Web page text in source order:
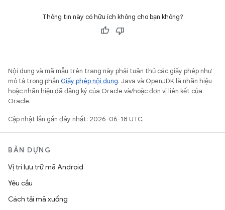
Thông tin này có hữu ích không cho bạn không?
Nội dung và mã mẫu trên trang này phải tuân thủ các giấy phép như
mô tả trong phần Giấy phép nội dung. Java và OpenJDK là nhãn hiệu
hoặc nhãn hiệu đã đăng ký của Oracle và/hoặc đơn vị liên kết của
Oracle.
Cập nhật lần gần đây nhất: 2026-06-18 UTC.
BẢN DỰNG
Vị trí lưu trữ mã Android
Yêu cầu
Cách tải mã xuống